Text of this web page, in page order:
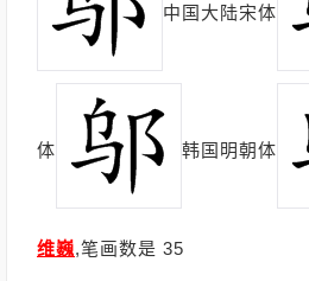
中国大陆宋体
体 韩国明朝体
维巍,笔画数是 35